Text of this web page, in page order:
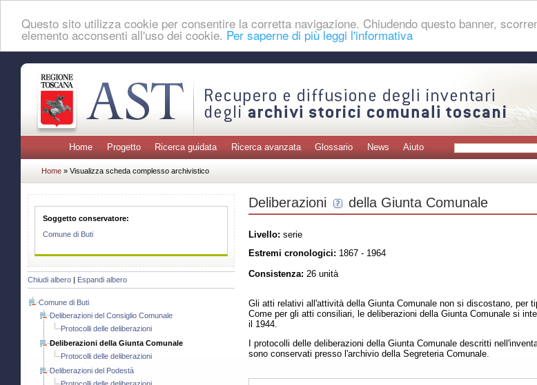
Questo sito utilizza cookie per consentire la corretta navigazione. Chiudendo questo banner,
elemento acconsenti all'uso dei cookie. Per saperne di più leggi l'informativa
Home Progetto Ricerca guidata Ricerca avanzata Glossario News Aiuto
Home » Visualizza scheda complesso archivistico
Soggetto conservatore:
Comune di Buti
Chiudi albero Espandi albero
Comune di Buti
Deliberazioni del Consiglio Comunale
Protocolli delle deliberazioni
Deliberazioni della Giunta Comunale
Protocolli delle deliberazioni
Deliberazioni del Podestà
Deliberazioni della Giunta Comunale
Livello: serie
Estremi cronologici: 1867 - 1964
Consistenza: 26 unità
Gli atti relativi all'attività della Giunta Comunale non si discostano, per
Come per gli atti consiliari, le deliberazioni della Giunta Comunale si
il 1944.
I protocolli delle deliberazioni della Giunta Comunale descritti
sono conservati presso l'archivio della Segreteria Comunale.